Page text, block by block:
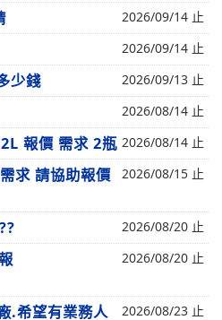
2026/09/14 止
2026/09/14 止
少錢 2026/09/13 止
2026/08/14 止
報價 需求 2瓶 2026/08/14 止
求 請協助報價
2026/08/15 止
2026/08/20 止
2026/08/20 止
.希望有業務人
2026/08/23 止